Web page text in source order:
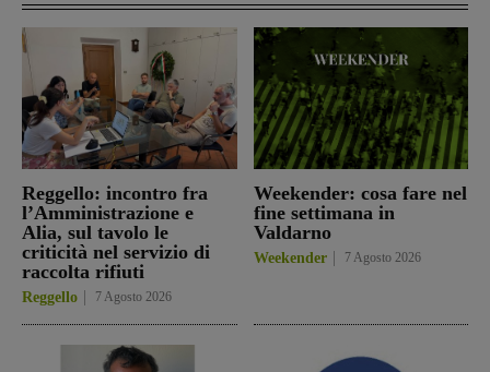
Reggello: incontro fra
l’Amministrazione e
Alia, sul tavolo le
criticità nel servizio di
raccolta rifiuti
Reggello 7 Agosto 2026
Weekender: cosa fare nel
fine settimana in
Valdarno
Weekender 7 Agosto 2026